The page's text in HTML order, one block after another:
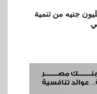
تحصل على تمويل بـ 550 مليون جنيه من تنمية